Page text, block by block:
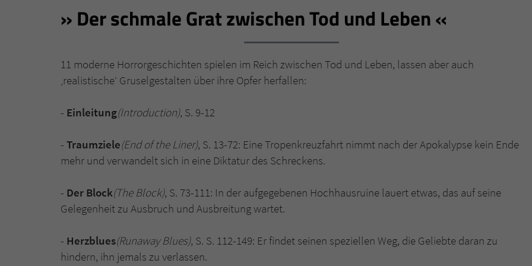
Der schmale Grat zwischen Tod und Leben
11 moderne Horrorgeschichten spielen im Reich zwischen Tod und Leben, lassen aber auch
‚realistische‘ Gruselgestalten über ihre Opfer herfallen:
- Einleitung(Introduction), S. 9-12
- Traumziele(End of the Liner), S. 13-72: Eine Tropenkreuzfahrt nimmt nach der Apokalypse kein Ende
mehr und verwandelt sich in eine Diktatur des Schreckens.
- Der Block(The Block), S. 73-111: In der aufgegebenen Hochhausruine lauert etwas, das auf seine
Gelegenheit zu Ausbruch und Ausbreitung wartet.
- Herzblues(Runaway Blues), S. S. 112-149: Er findet seinen speziellen Weg, die Geliebte daran zu
hindern, ihn jemals zu verlassen.
Name tx_pwcomments_ahash
Laufzeit
Name fe_typo_user
Laufzeit
Webseite mit dem Benutzer. Es wird benötigt um z. B.